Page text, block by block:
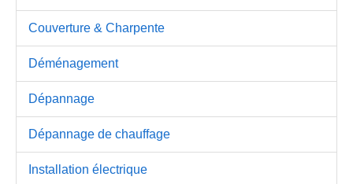
Couverture & Charpente
Déménagement
Dépannage
Dépannage de chauffage
Installation électrique